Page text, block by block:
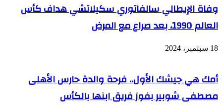
وفاة الإيطالي سالفاتوري سكيلاتشي هداف كأس
العالم 1990، بعد صراع مع المرض
18 سبتمبر، 2024
أمك هي جيشك الأول.. فرحة والدة حارس الأهلى
مصطفى شوبير بفوز فريق ابنها بالكأس